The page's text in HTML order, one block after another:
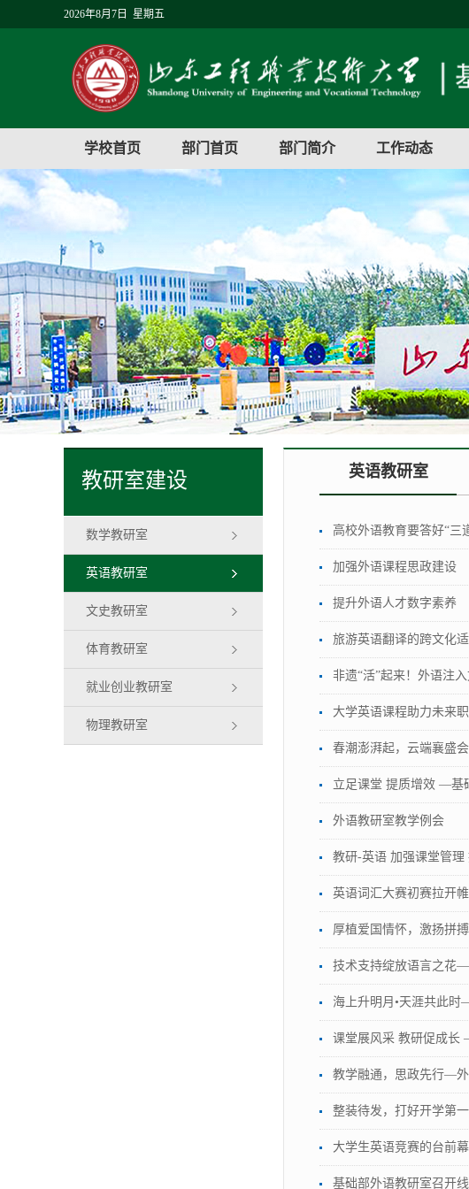
2026年8月7日 星期五
学校首页 部门首页 部门简介 工作动态
教研室建设
数学教研室
英语教研室
文史教研室
体育教研室
就业创业教研室
物理教研室
英语教研室
高校外语教育要答好“三
加强外语课程思政建设
提升外语人才数字素养
旅游英语翻译的跨文化
非遗“活”起来！外语注
大学英语课程助力未来
春潮澎湃起，云端襄盛
立足课堂 提质增效 —基
外语教研室教学例会
教研-英语 加强课堂管理
英语词汇大赛初赛拉开
厚植爱国情怀，激扬拼
技术支持绽放语言之花
海上升明月•天涯共此
课堂展风采 教研促成
教学融通，思政先行—
整装待发，打好开学第
大学生英语竞赛的台前
基础部外语教研室召开